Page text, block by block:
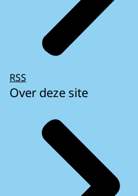
RSS
Over deze site